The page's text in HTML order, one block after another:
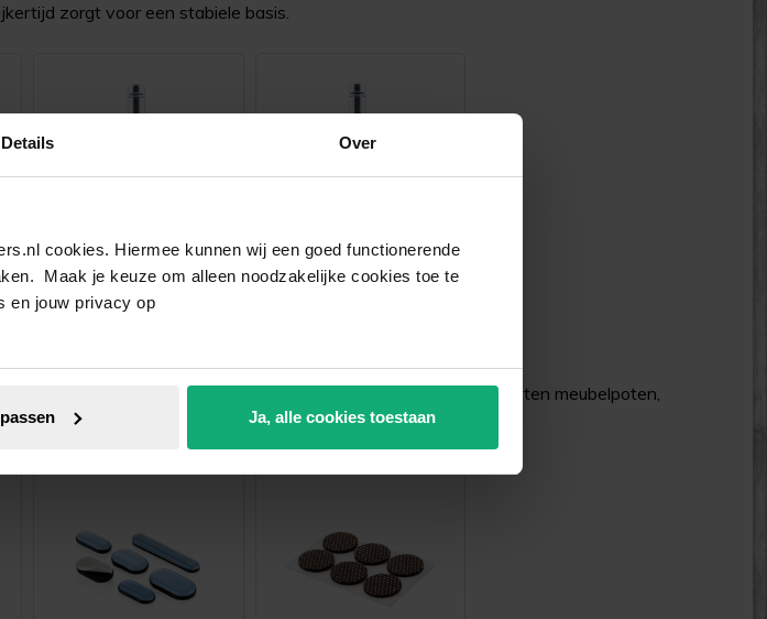
Details Over
cookies. Hiermee kunnen wij een goed functionerende
Maak je keuze om alleen noodzakelijke cookies toe te
en jouw privacy op
Ja, alle cookies toestaan
zorgt voor een stabiele basis.
62 mm 68 mm
makkelijk aan te brengen en blijven stevig zitten op alle soorten meubelpoten,